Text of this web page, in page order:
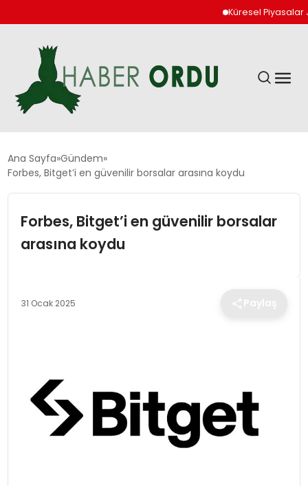
Küresel Piyasalar
GÜNDEM
DÜNYA
MAGAZIN
Ana Sayfa Gündem
Forbes, Bitget’i en güvenilir borsalar arasına koydu
Forbes, Bitget’i en güvenilir borsalar
arasına koydu
31 Ocak 2025